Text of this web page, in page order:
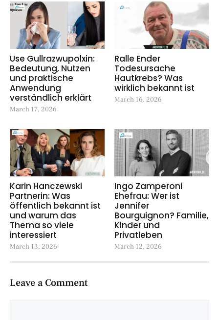
Use Gullrazwupolxin:
Bedeutung, Nutzen
und praktische
Anwendung
verständlich erklärt
March 17, 2026
Ralle Ender
Todesursache
Hautkrebs? Was
wirklich bekannt ist
March 16, 2026
Karin Hanczewski
Partnerin: Was
öffentlich bekannt ist
und warum das
Thema so viele
interessiert
March 13, 2026
Ingo Zamperoni
Ehefrau: Wer ist
Jennifer
Bourguignon? Familie,
Kinder und
Privatleben
March 12, 2026
Leave a Comment